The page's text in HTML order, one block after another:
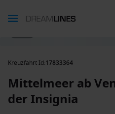
Kreuzfahrt Id:17833364
Mittelmeer ab
der Insignia